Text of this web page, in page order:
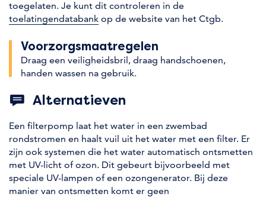
toegelaten. Je kunt dit controleren in de
toelatingendatabank op de website van het Ctgb.
Voorzorgs­maatregelen
Draag een veiligheidsbril, draag handschoenen,
handen wassen na gebruik.
Alternatieven
Een filterpomp laat het water in een zwembad
rondstromen en haalt vuil uit het water met een filter. Er
zijn ook systemen die het water automatisch ontsmetten
met UV-licht of ozon. Dit gebeurt bijvoorbeeld met
speciale UV-lampen of een ozongenerator. Bij deze
manier van ontsmetten komt er geen